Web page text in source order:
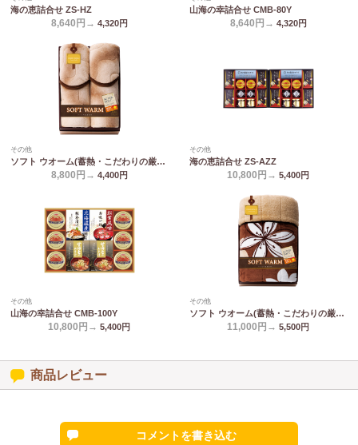
海の恵詰合せ ZS-HZ
8,640円→ 4,320円
山海の幸詰合せ CMB-80Y
8,640円→ 4,320円
その他
ソフト ウオーム(蓄熱・こだわりの厳選) あったか遠赤 ソフト敷きパット2P 6440-2P
8,800円→ 4,400円
その他
海の恵詰合せ ZS-AZZ
10,800円→ 5,400円
その他
山海の幸詰合せ CMB-100Y
10,800円→ 5,400円
その他
ソフト ウオーム(蓄熱・こだわりの厳選) あったか遠赤 極ふわ合わせ綿入毛布 24100
11,000円→ 5,500円
商品レビュー
コメントを書き込む